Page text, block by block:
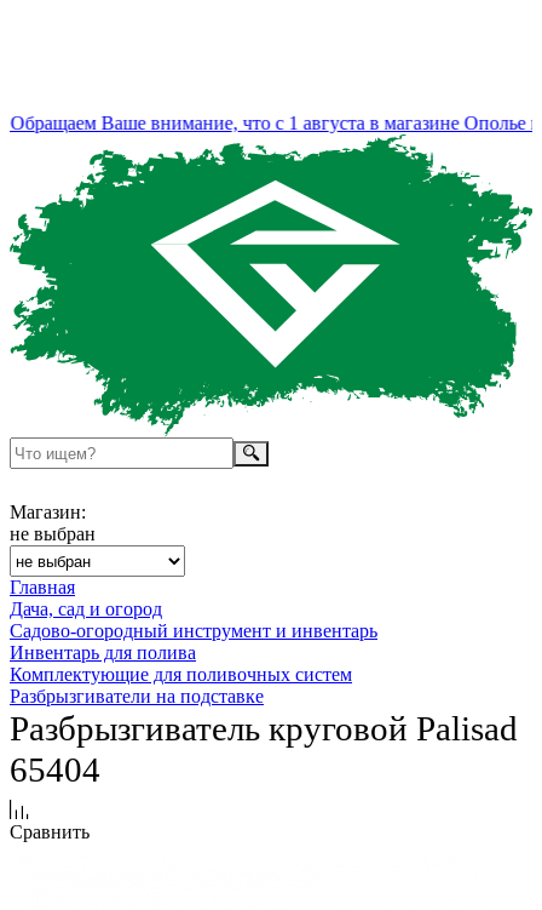
Ваше внимание, что с 1 августа в магазине Ополье
Магазин:
не выбран
Главная
Дача, сад и огород
Садово-огородный инструмент и инвентарь
Инвентарь для полива
Комплектующие для поливочных систем
Разбрызгиватели на подставке
Разбрызгиватель круговой Palisad
65404
Сравнить